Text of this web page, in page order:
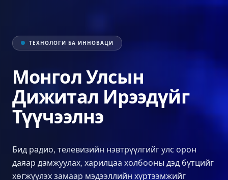
ТЕХНОЛОГИ БА ИННОВАЦИ
Монгол Улсын
Дижитал Ирээдүйг
Түүчээлнэ
Бид радио, телевизийн нэвтрүүлгийг улс орон
даяар дамжуулах, харилцаа холбооны дэд бүтцийг
хөгжүүлэх замаар мэдээллийн хүртээмжийг